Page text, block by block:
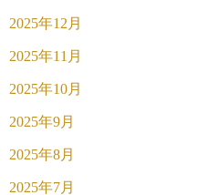
2025年12月
2025年11月
2025年10月
2025年9月
2025年8月
2025年7月